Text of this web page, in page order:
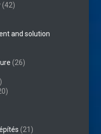
(42)
and solution
(26)
(21)